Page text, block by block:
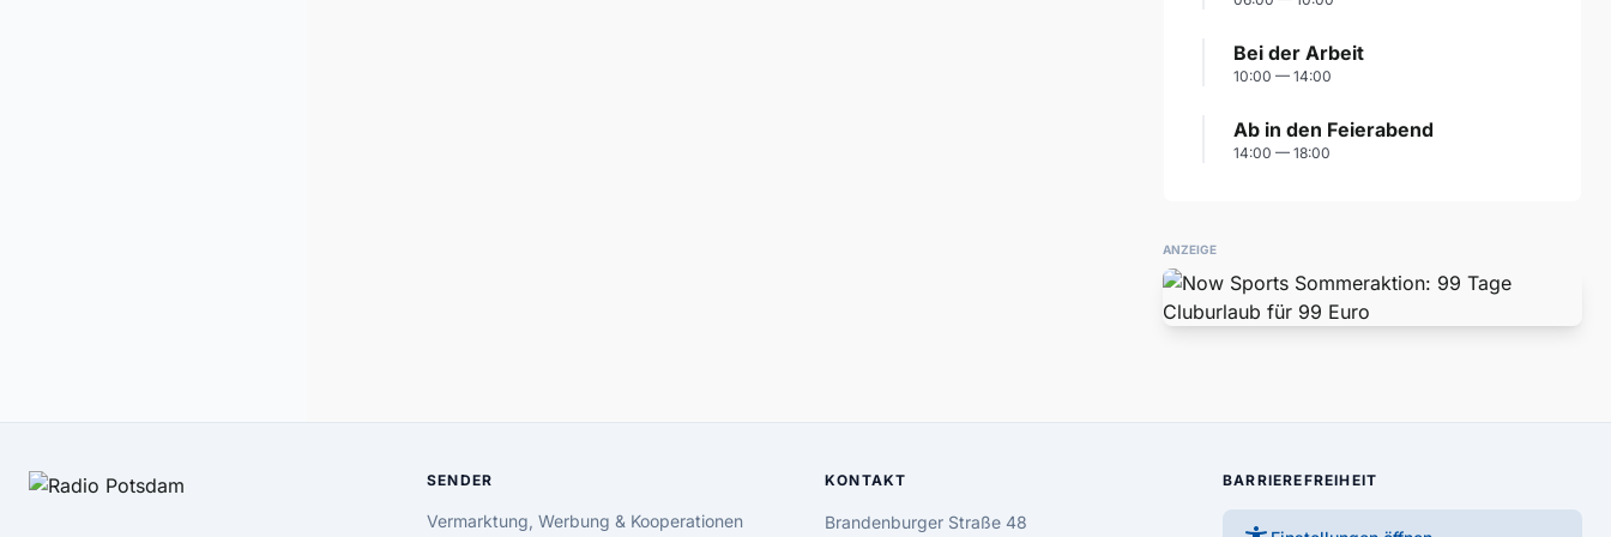
Bei der Arbeit
10:00 — 14:00
Ab in den Feierabend
14:00 — 18:00
ANZEIGE
SENDER
Vermarktung, Werbung & Kooperationen
KONTAKT
Brandenburger Straße 48
BARRIEREFREIHEIT